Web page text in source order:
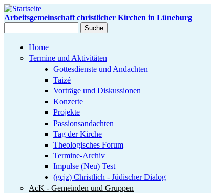
Direkt zum Inhalt
Arbeitsgemeinschaft christlicher Kirchen in Lüneburg
Home
Termine und Aktivitäten
Gottesdienste und Andachten
Taizé
Vorträge und Diskussionen
Konzerte
Projekte
Passionsandachten
Tag der Kirche
Theologisches Forum
Termine-Archiv
Impulse (Neu) Test
(gcjz) Christlich - Jüdischer Dialog
AcK - Gemeinden und Gruppen